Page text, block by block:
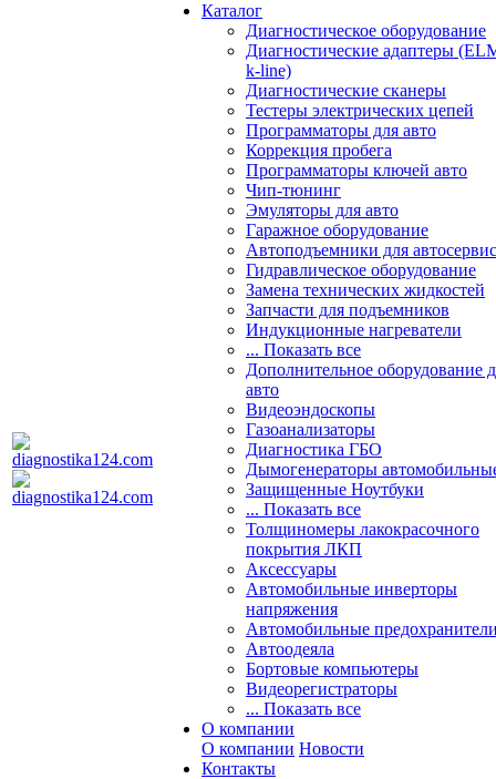
Каталог
Диагностическое оборудование
Диагностические адаптеры
k-line)
Диагностические сканеры
Тестеры электрических цепей
Программаторы для авто
Коррекция пробега
Программаторы ключей авто
Чип-тюнинг
Эмуляторы для авто
Гаражное оборудование
Автоподъемники для
Гидравлическое оборудование
Замена технических жидкостей
Запчасти для подъемников
Индукционные нагреватели
... Показать все
Дополнительное оборудование
авто
Видеоэндоскопы
Газоанализаторы
Диагностика ГБО
Дымогенераторы
Защищенные Ноутбуки
... Показать все
Толщиномеры лакокрасочного
покрытия ЛКП
Аксессуары
Автомобильные инверторы
напряжения
Автомобильные
Автоодеяла
Бортовые компьютеры
Видеорегистраторы
... Показать все
О компании
О компании Новости
Контакты